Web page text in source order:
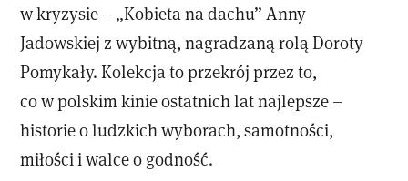
w kryzysie – „Kobieta na dachu” Anny
Jadowskiej z wybitną, nagradzaną rolą Doroty
Pomykały. Kolekcja to przekrój przez to,
co w polskim kinie ostatnich lat najlepsze –
historie o ludzkich wyborach, samotności,
miłości i walce o godność.